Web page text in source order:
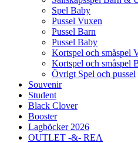
Spel Baby
Pussel Vuxen
Pussel Barn
Pussel Baby
Kortspel och småspel
Kortspel och småspel
Övrigt Spel och pussel
Souvenir
Student
Black Clover
Booster
Lagböcker 2026
OUTLET -&- REA